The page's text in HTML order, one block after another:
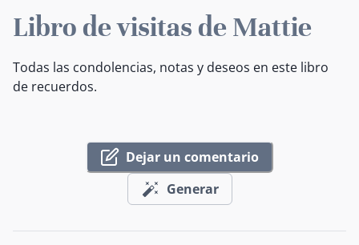
Libro de visitas de Mattie
Todas las condolencias, notas y deseos en este libro
de recuerdos.
Dejar un comentario
Generar